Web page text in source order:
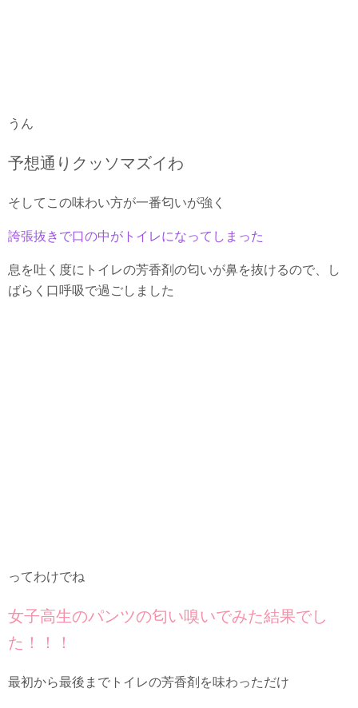
うん
予想通りクッソマズイわ
そしてこの味わい方が一番匂いが強く
誇張抜きで口の中がトイレになってしまった
息を吐く度にトイレの芳香剤の匂いが鼻を抜けるので、し
ばらく口呼吸で過ごしました
ってわけでね
女子高生のパンツの匂い嗅いでみた結果でし
た！！！
最初から最後までトイレの芳香剤を味わっただけ